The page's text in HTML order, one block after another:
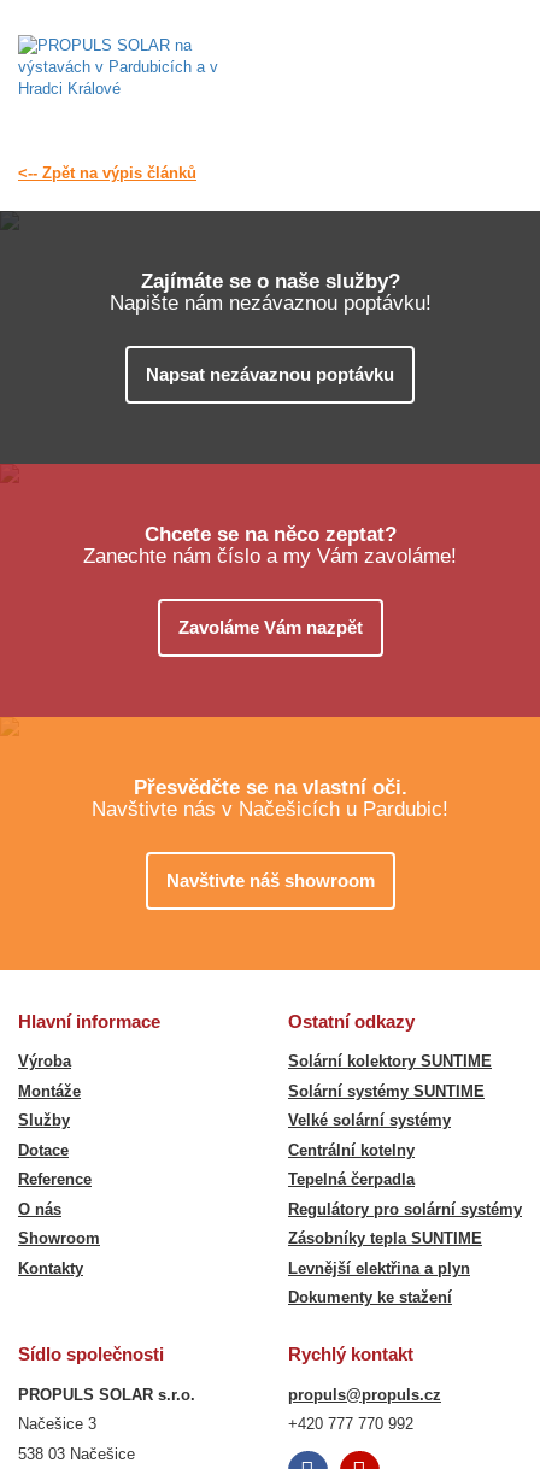
<-- Zpět na výpis článků
Zajímáte se o naše služby?
Napište nám nezávaznou poptávku!
Napsat nezávaznou poptávku
Chcete se na něco zeptat?
Zanechte nám číslo a my Vám zavoláme!
Zavoláme Vám nazpět
Přesvědčte se na vlastní oči.
Navštivte nás v Načešicích u Pardubic!
Navštivte náš showroom
Hlavní informace
Výroba
Montáže
Služby
Dotace
Reference
O nás
Showroom
Kontakty
Ostatní odkazy
Solární kolektory SUNTIME
Solární systémy SUNTIME
Velké solární systémy
Centrální kotelny
Tepelná čerpadla
Regulátory pro solární systémy
Zásobníky tepla SUNTIME
Levnější elektřina a plyn
Dokumenty ke stažení
Sídlo společnosti
PROPULS SOLAR s.r.o.
Načešice 3
538 03 Načešice
Rychlý kontakt
propuls@propuls.cz
+420 777 770 992